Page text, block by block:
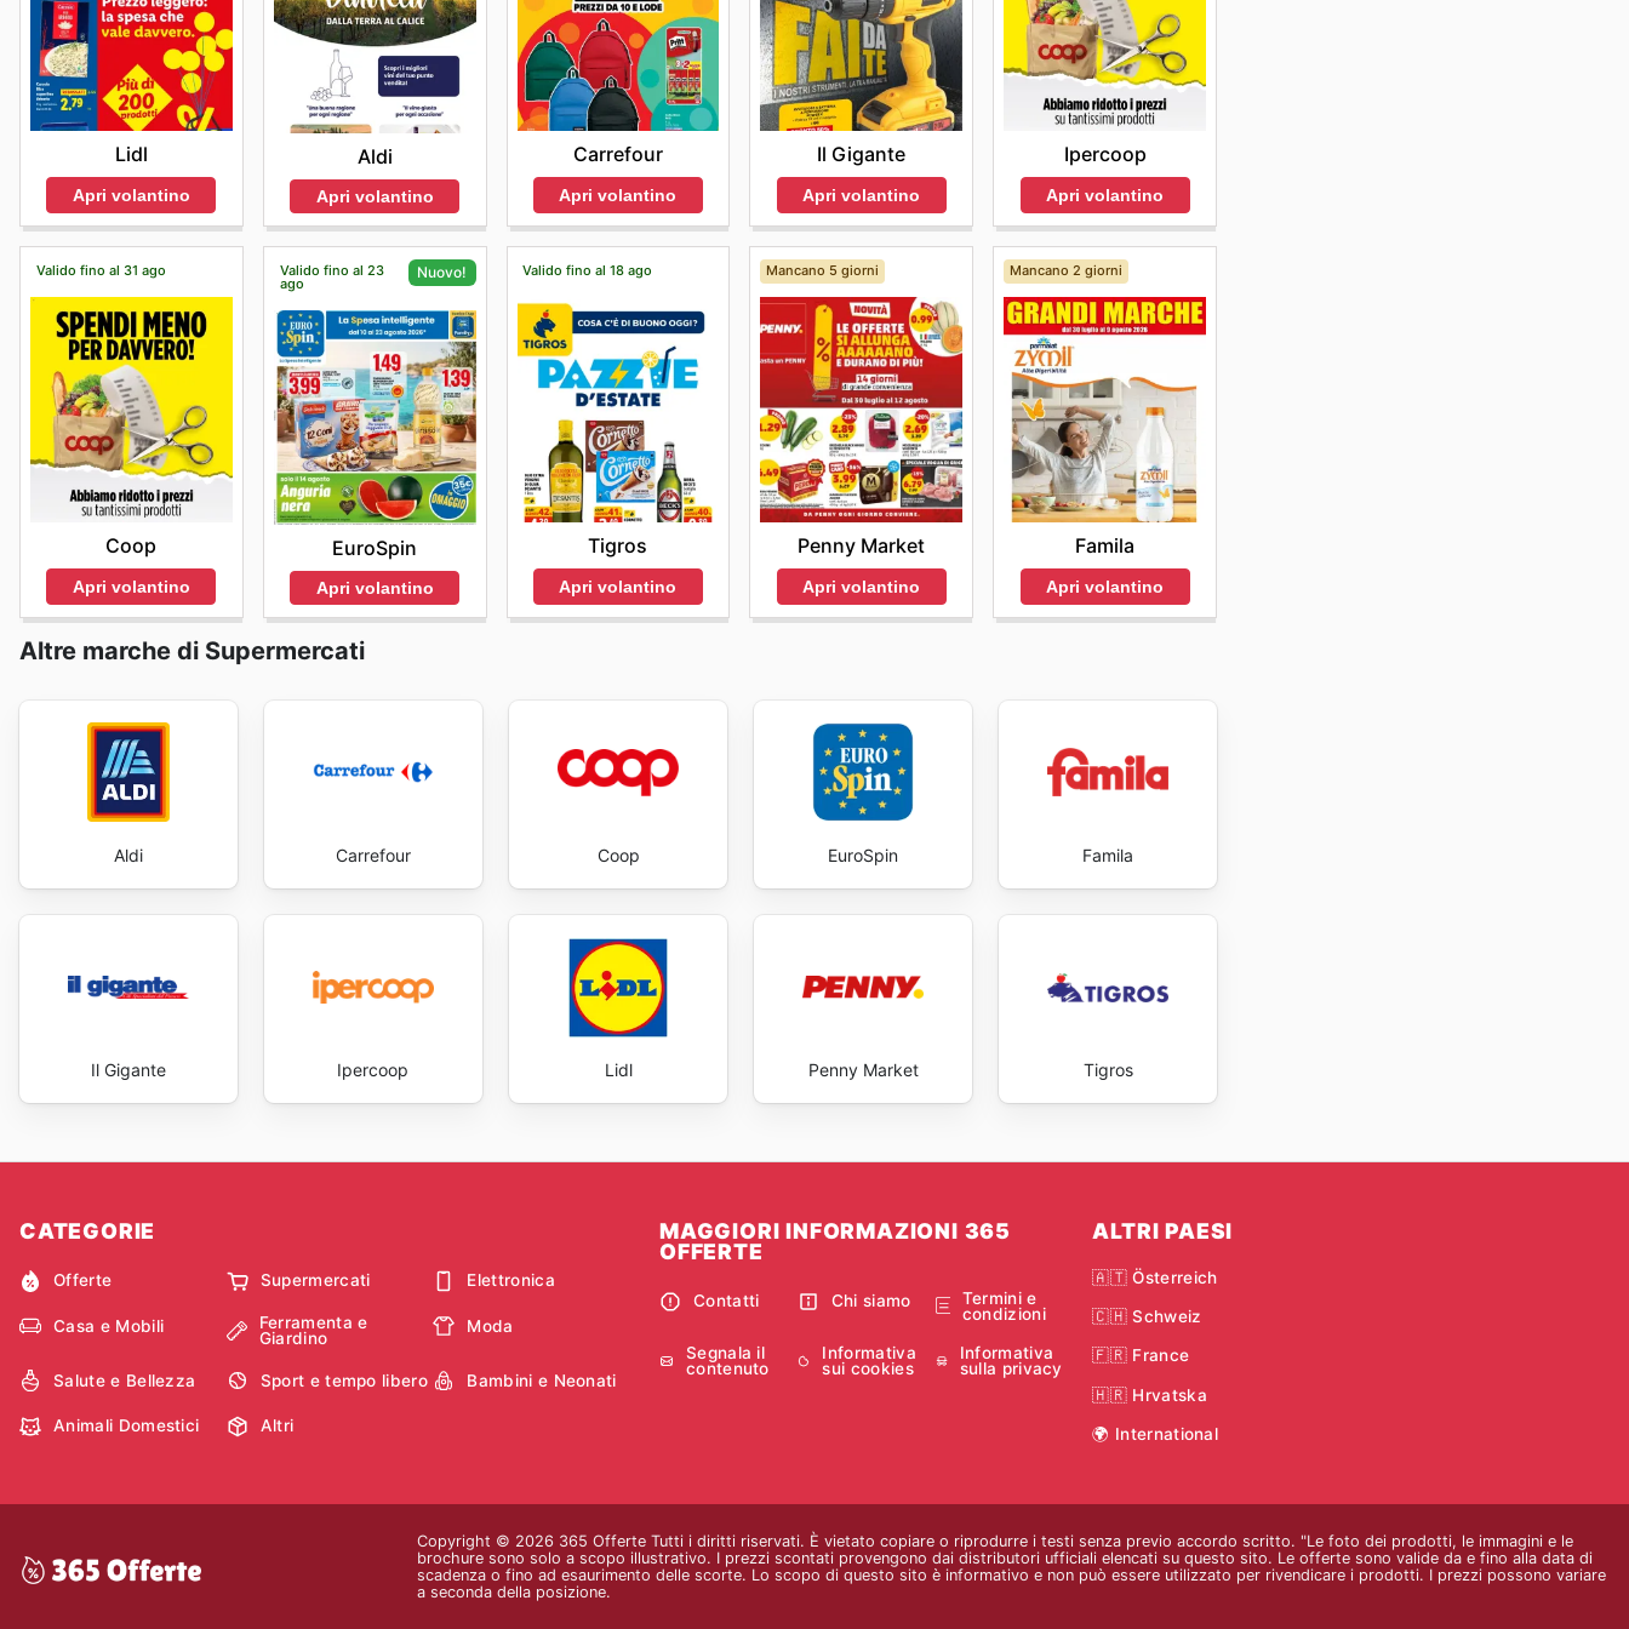
Lidl
Apri volantino
Aldi
Apri volantino
Carrefour
Apri volantino
Il Gigante
Apri volantino
Ipercoop
Apri volantino
Valido fino al 31 ago
Coop
Apri volantino
Valido fino al 23
ago
Nuovo!
EuroSpin
Apri volantino
Valido fino al 18 ago
Tigros
Apri volantino
Mancano 5 giorni
Penny Market
Apri volantino
Mancano 2 giorni
Famila
Apri volantino
Altre marche di Supermercati
Aldi Carrefour Coop EuroSpin Famila
Il Gigante Ipercoop Lidl Penny Market Tigros
CATEGORIE
Offerte Supermercati Elettronica
Casa e Mobili
Ferramenta e
Giardino
Moda
Salute e Bellezza Sport e tempo libero Bambini e Neonati
Animali Domestici Altri
MAGGIORI INFORMAZIONI 365
OFFERTE
Contatti Chi siamo
Termini e
condizioni
Segnala il
contenuto
Informativa
sui cookies
Informativa
sulla privacy
ALTRI PAESI
🇦🇹 Österreich
🇨🇭 Schweiz
🇫🇷 France
🇭🇷 Hrvatska
🌍 International
Copyright © 2026 365 Offerte Tutti i diritti riservati. È vietato copiare o riprodurre i testi senza previo accordo scritto. "Le foto dei prodotti, le immagini e le
brochure sono solo a scopo illustrativo. I prezzi scontati provengono dai distributori ufficiali elencati su questo sito. Le offerte sono valide da e fino alla data di
scadenza o fino ad esaurimento delle scorte. Lo scopo di questo sito è informativo e non può essere utilizzato per rivendicare i prodotti. I prezzi possono variare
a seconda della posizione.